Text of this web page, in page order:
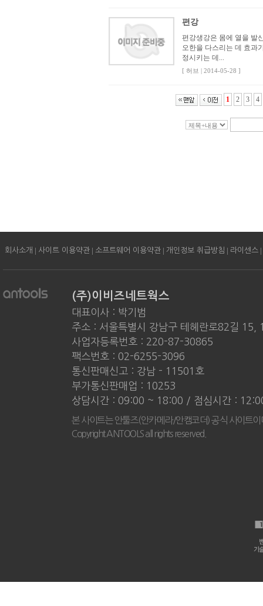
편강
편강생강은 몸에 열을 발
오한을 다스리는 데 효과
정시키는 데...
[ 허브 | 2014-05-28 ]
1 2 3 4
회사소개 | 사이트 이용약관 | 소프트웨어 이용약관 | 개인정보 취급방침 | 라이센스 |
(주)이비즈네트웍스
대표이사 : 박기범
주소 : 서울특별시 강남구 테헤란로82길 15,
사업자등록번호 : 220-87-30865
팩스번호 : 02-6255-3096
통신판매신고 : 강남 - 11501호
부가통신판매업 : 10253
상담시간 : 09:00 ~ 18:00 / 점심시간 :
본 사이트는 안툴즈(안카메라/안캠코더) 공식 사이트
Copyright ANTOOLS all rights reserved.